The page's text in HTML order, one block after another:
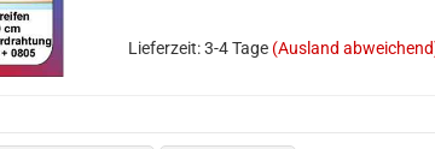
Lieferzeit: 3-4 Tage (Ausland